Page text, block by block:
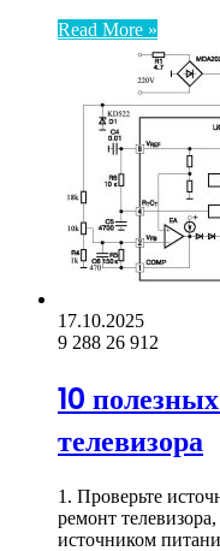
Read More »
17.10.2025
9 288 26 912
10
телевизора
1. Проверьте
ремонт
источником